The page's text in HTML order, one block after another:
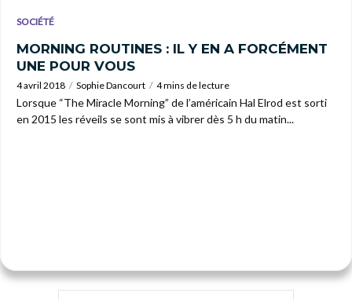
SOCIÉTÉ
MORNING ROUTINES : IL Y EN A FORCÉMENT
UNE POUR VOUS
4 avril 2018 Sophie Dancourt 4 mins de lecture
Lorsque “The Miracle Morning” de l’américain Hal Elrod est sorti
en 2015 les réveils se sont mis à vibrer dès 5 h du matin...